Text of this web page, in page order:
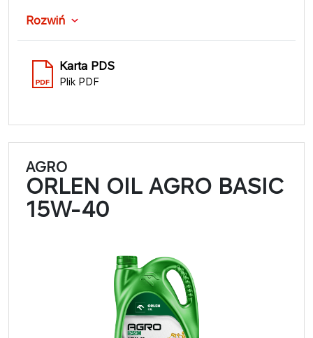
Rozwiń
Karta PDS
Plik PDF
AGRO
ORLEN OIL AGRO BASIC
15W-40